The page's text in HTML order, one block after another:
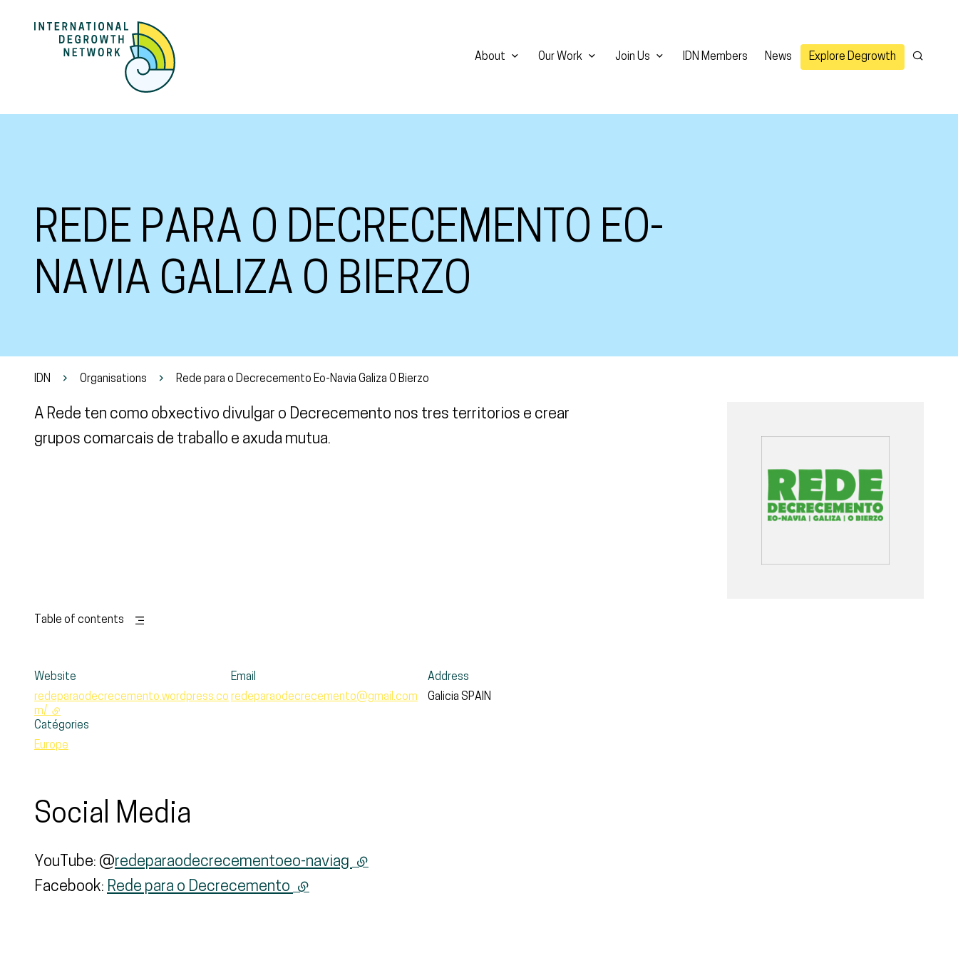
About Our Work Join Us IDN Members News Explore Degrowth Search
REDE PARA O DECRECEMENTO EO-
NAVIA GALIZA O BIERZO
IDN Organisations Rede para o Decrecemento Eo-Navia Galiza O Bierzo
A Rede ten como obxectivo divulgar o Decrecemento nos tres territorios e crear
grupos comarcais de traballo e axuda mutua.
Table of contents
Catégories
Europe
Website
redeparaodecrecemento.wordpress.co
m/ - external link
Email
redeparaodecrecemento@gmail.com
Address
Galicia SPAIN
Social Media
YouTube: @redeparaodecrecementoeo-naviag (external link)
Facebook: Rede para o Decrecemento (external link)